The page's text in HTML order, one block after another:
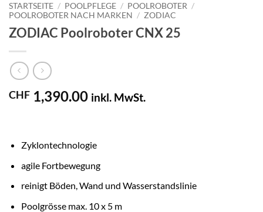
STARTSEITE / POOLPFLEGE / POOLROBOTER /
POOLROBOTER NACH MARKEN / ZODIAC
ZODIAC Poolroboter CNX 25
CHF 1,390.00 inkl. MwSt.
Zyklontechnologie
agile Fortbewegung
reinigt Böden, Wand und Wasserstandslinie
Poolgrösse max. 10 x 5 m